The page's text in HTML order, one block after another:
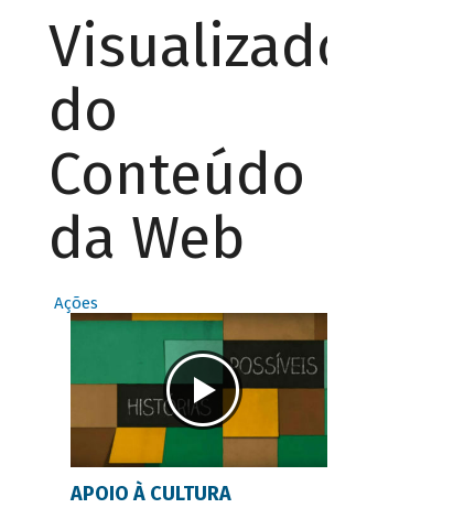
Visualizador
do
Conteúdo
da Web
Ações
APOIO À CULTURA